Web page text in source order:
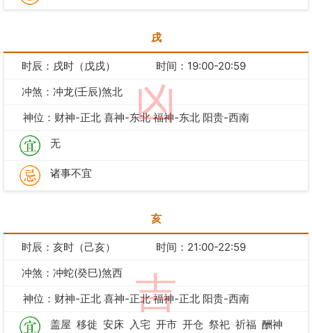
戌
凶
时辰：戌时（戊戌）
时间：19:00-20:59
冲煞：冲龙(壬辰)煞北
神位：财神-正北 喜神-东北 福神-东北 阳贵-西南
无
诸事不宜
亥
吉
时辰：亥时（己亥）
时间：21:00-22:59
冲煞：冲蛇(癸巳)煞西
神位：财神-正北 喜神-正北 福神-正北 阳贵-西南
盖屋 移徙 安床 入宅 开市 开仓 祭祀 祈福 酬神